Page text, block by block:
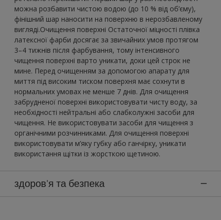
можна розбавити чистою водою (до 10 % від об’єму),
фінішний шар наносити на поверхню в нерозбавленому
вигляді.Очищення поверхні Остаточної міцності плівка
латексної фарби досягає за звичайних умов протягом
3–4 тижнів після фарбування, тому інтенсивного
чищення поверхні варто уникати, доки цей строк не
мине. Перед очищенням за допомогою апарату для
миття під високим тиском поверхня має сохнути в
нормальних умовах не менше 7 днів. Для очищення
забрудненої поверхні використовувати чисту воду, за
необхідності нейтральні або слабколужні засоби для
чищення. Не використовувати засоби для чищення з
органічними розчинниками. Для очищення поверхні
використовувати м’яку губку або ганчірку, уникати
використання щітки із жорсткою щетиною.
здоров'я та безпека